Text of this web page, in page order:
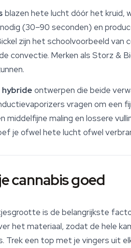
blazen hete lucht dóór het kruid,
(30–90 seconden) en
zijn het schoolvoorbeeld van
convectie. Merken als Storz &
hybride ontwerpen die beide
vragen om een
middelfijne maling en lossere
je ofwel hete lucht ofwel
cannabis goed
is de belangrijkste
het materiaal, zodat de hele
Trek een top met je vingers uit